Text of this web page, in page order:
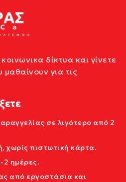
δίκτυα και γίνετε
για τις
σε λιγότερο από 2
χωρίς πιστωτική κάρτα.
2 ημέρες.
από εργοστάσια και